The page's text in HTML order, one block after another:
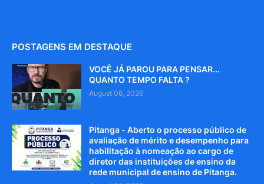
POSTAGENS EM DESTAQUE
VOCÊ JÁ PAROU PARA PENSAR...
QUANTO TEMPO FALTA ?
August 06, 2026
Pitanga - Aberto o processo público de
avaliação de mérito e desempenho para
habilitação à nomeação ao cargo de
diretor das instituições de ensino da
rede municipal de ensino de Pitanga.